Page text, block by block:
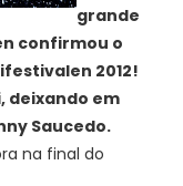
grande
confirmou o
2012!
deixando em
Saucedo.
na final do